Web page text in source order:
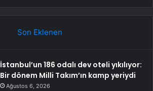
Son Eklenen
İstanbul’un 186 odalı dev oteli yıkılıyor:
Bir dönem Milli Takım’ın kamp yeriydi
Ağustos 6, 2026